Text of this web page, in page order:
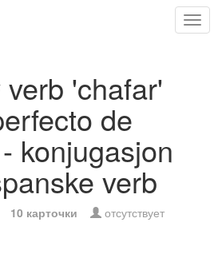
'chafar'
de
konjugasjon
verb
10 карточки отсутствует